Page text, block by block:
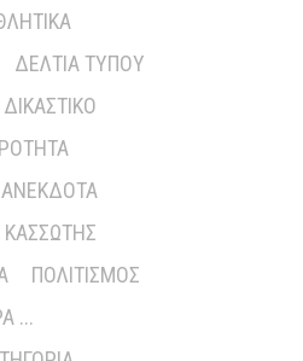
ΔΕΛΤΊΑ ΤΎΠΟΥ
ΔΙΚΑΣΤΙΚΌ
ΠΟΛΙΤΙΣΜΌΣ
...